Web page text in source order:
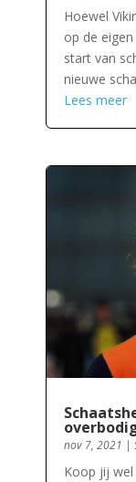
Hoewel
op de
start van
nieuwe
Lees meer
nov 7, 2021 |
Koop jij